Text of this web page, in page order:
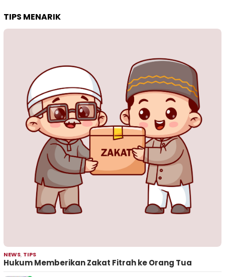
TIPS MENARIK
NEWS, TIPS
Hukum Memberikan Zakat Fitrah ke Orang Tua